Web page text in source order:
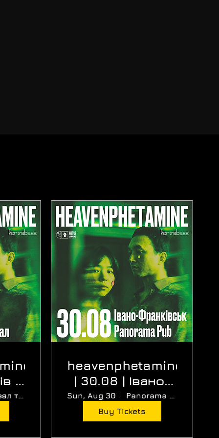
|
Нижній зал театру ляльок
heavenphetamine
| 30.08 | Івано-
Франківськ |
Panorama Pub
Sun, Aug 30
Panorama Pub
Buy Tickets